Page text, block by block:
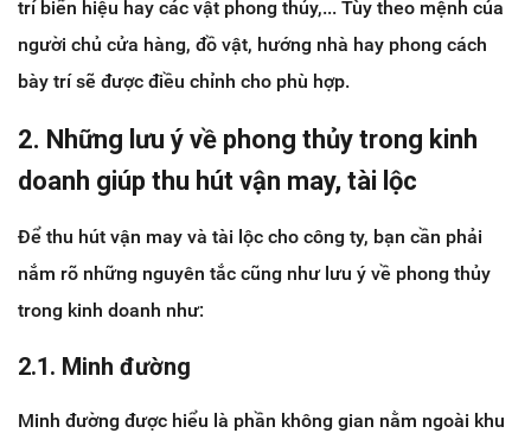
trí biển hiệu hay các vật phong thủy,... Tùy theo mệnh của
người chủ cửa hàng, đồ vật, hướng nhà hay phong cách
bày trí sẽ được điều chỉnh cho phù hợp.
2. Những lưu ý về phong thủy trong kinh
doanh giúp thu hút vận may, tài lộc
Để thu hút vận may và tài lộc cho công ty, bạn cần phải
nắm rõ những nguyên tắc cũng như lưu ý về phong thủy
trong kinh doanh như:
2.1. Minh đường
Minh đường được hiểu là phần không gian nằm ngoài khu